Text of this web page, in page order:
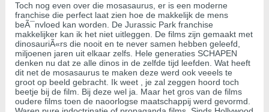
Toch nog even over die mosasaurus, er is een moderne
franchise die perfect laat zien hoe de makkelijk de mens
beÃ¯nvloed kan worden. De Jurassic Park franchise
makkelijker kan ik het niet uitleggen. De films zijn gemaakt met
dinosauriÃ«rs die nooit en te never samen hebben geleefd,
miljoenen jaren uit elkaar zelfs. Hele generaties SCHAPEN
denken nu dat ze alle dinos in de zelfde tijd leefden. Wat heeft
dit net de mosasaurus te maken deze werd ook veeels te
groot op beeld gebracht. Ik weet , je zal zeggen hoord toch
beetje bij de film. Bij deze wel ja. Maar het gros van de films
oudere films toen de naoorlogse maatschappij werd gevormd.